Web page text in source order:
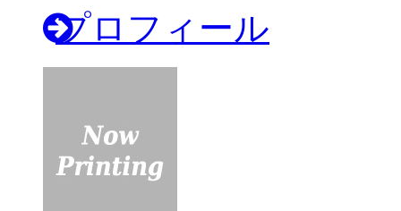
プロフィール